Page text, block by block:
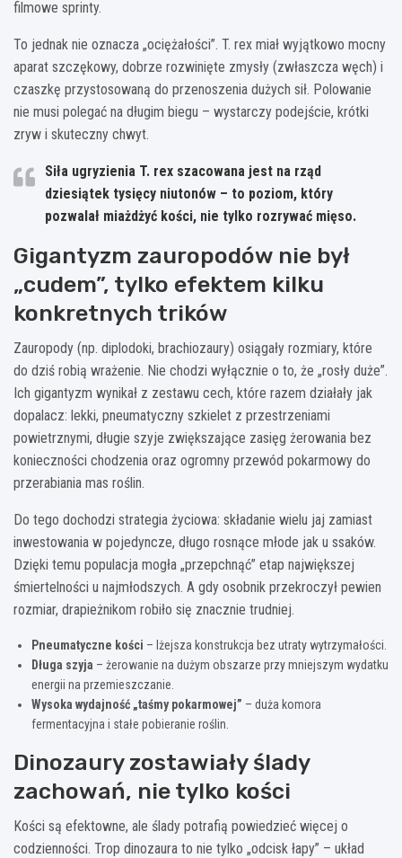
filmowe sprinty.
To jednak nie oznacza „ociężałości”. T. rex miał wyjątkowo mocny
aparat szczękowy, dobrze rozwinięte zmysły (zwłaszcza węch) i
czaszkę przystosowaną do przenoszenia dużych sił. Polowanie
nie musi polegać na długim biegu – wystarczy podejście, krótki
zryw i skuteczny chwyt.
Siła ugryzienia T. rex szacowana jest na rząd
dziesiątek tysięcy niutonów – to poziom, który
pozwalał miażdżyć kości, nie tylko rozrywać mięso.
Gigantyzm zauropodów nie był
„cudem”, tylko efektem kilku
konkretnych trików
Zauropody (np. diplodoki, brachiozaury) osiągały rozmiary, które
do dziś robią wrażenie. Nie chodzi wyłącznie o to, że „rosły duże”.
Ich gigantyzm wynikał z zestawu cech, które razem działały jak
dopalacz: lekki, pneumatyczny szkielet z przestrzeniami
powietrznymi, długie szyje zwiększające zasięg żerowania bez
konieczności chodzenia oraz ogromny przewód pokarmowy do
przerabiania mas roślin.
Do tego dochodzi strategia życiowa: składanie wielu jaj zamiast
inwestowania w pojedyncze, długo rosnące młode jak u ssaków.
Dzięki temu populacja mogła „przepchnąć” etap największej
śmiertelności u najmłodszych. A gdy osobnik przekroczył pewien
rozmiar, drapieżnikom robiło się znacznie trudniej.
Pneumatyczne kości – lżejsza konstrukcja bez utraty wytrzymałości.
Długa szyja – żerowanie na dużym obszarze przy mniejszym wydatku
energii na przemieszczanie.
Wysoka wydajność „taśmy pokarmowej” – duża komora
fermentacyjna i stałe pobieranie roślin.
Dinozaury zostawiały ślady
zachowań, nie tylko kości
Kości są efektowne, ale ślady potrafią powiedzieć więcej o
codzienności. Trop dinozaura to nie tylko „odcisk łapy” – układ